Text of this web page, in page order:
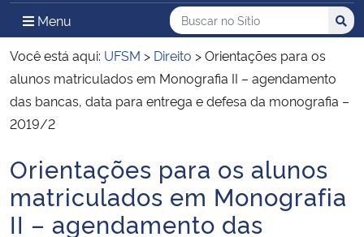
Ministério da Defesa
Ministério das Relações Exteriores
Ministério da Economia
Ministério da Agricultura, Pecuária e Abastecimento
Ministério da Educação
Menu Menu Principal do Sítio
Busca
Buscar no no Sítio
Busca:
Você está aqui: UFSM > Direito >Orientações para os
alunos matriculados em Monografia II – agendamento
das bancas, data para entrega e defesa da monografia –
2019/2
Início do conteúdo
Orientações para os alunos
matriculados em Monografia
II – agendamento das